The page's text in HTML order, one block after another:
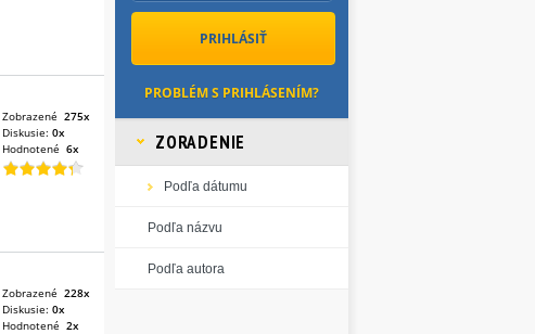
Zobrazené 275x
Diskusie: 0x
Hodnotené 6x
Zobrazené 228x
Diskusie: 0x
Hodnotené 2x
PROBLÉM S PRIHLÁSENÍM?
ZORADENIE
Podľa dátumu
Podľa názvu
Podľa autora